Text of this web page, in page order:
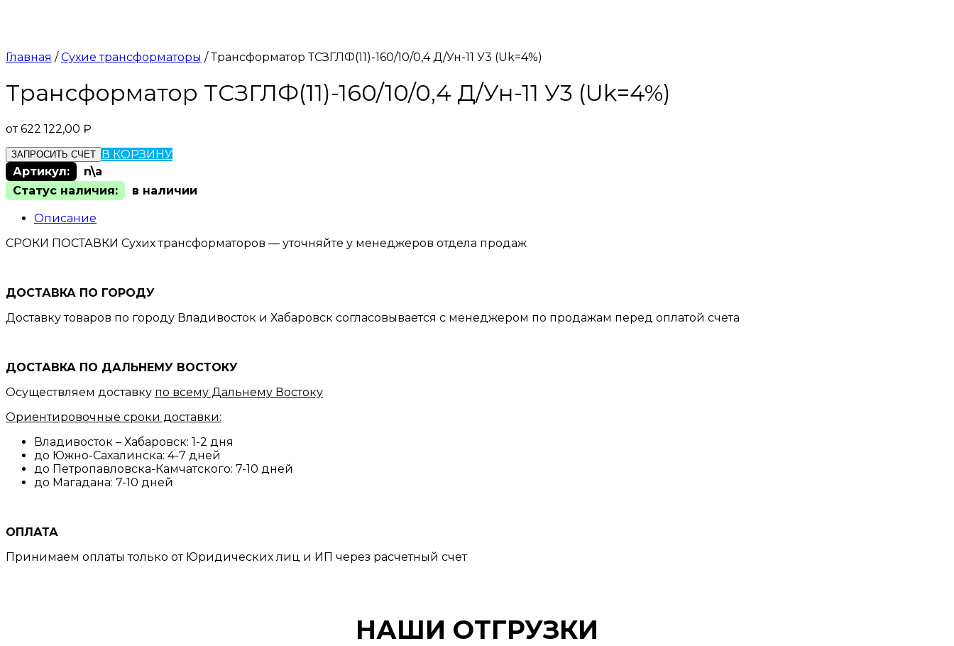
Главная /Сухие трансформаторы / Трансформатор ТСЗГЛФ(11)-160/10/0,4 Д/Ун-11 У3 (Uk=4%)
Трансформатор ТСЗГЛФ(11)-160/10/0,4 Д/Ун-11 У3 (Uk=4%)
от622 122,00 ₽
ЗАПРОСИТЬ СЧЕТ В КОРЗИНУ
Артикул:
n\a
Статус наличия:
в наличии
Описание
СРОКИ ПОСТАВКИ Сухих трансформаторов — уточняйте у менеджеров отдела продаж
ДОСТАВКА ПО ГОРОДУ
Доставку товаров по городу Владивосток и Хабаровск согласовывается с менеджером по продажам перед оплатой счета
ДОСТАВКА ПО ДАЛЬНЕМУ ВОСТОКУ
Осуществляем доставку по всему Дальнему Востоку
Ориентировочные сроки доставки:
Владивосток – Хабаровск: 1-2 дня
до Южно-Сахалинска: 4-7 дней
до Петропавловска-Камчатского: 7-10 дней
до Магадана: 7-10 дней
ОПЛАТА
Принимаем оплаты только от Юридических лиц и ИП через расчетный счет
НАШИ ОТГРУЗКИ